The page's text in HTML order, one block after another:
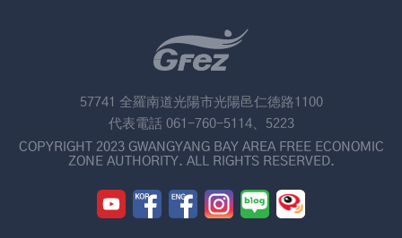
57741 全羅南道光陽市光陽邑仁徳路1100
代表電話 061-760-5114、5223
COPYRIGHT 2023 GWANGYANG BAY AREA FREE ECONOMIC
ZONE AUTHORITY. ALL RIGHTS RESERVED.